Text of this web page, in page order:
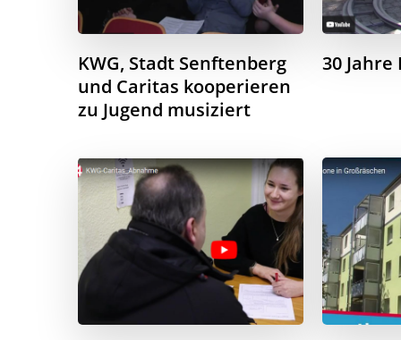
KWG, Stadt Senftenberg
und Caritas kooperieren
zu Jugend musiziert
30 Jahre